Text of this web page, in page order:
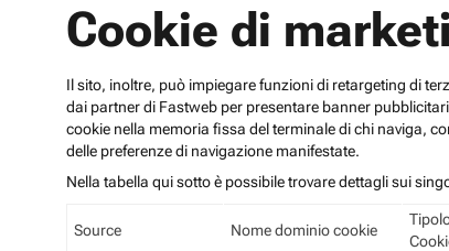
Cookie di
Il sito, inoltre, può impiegare funzioni di retargeting di
dai partner di Fastweb per presentare banner
cookie nella memoria fissa del terminale di chi naviga,
delle preferenze di navigazione manifestate.
Nella tabella qui sotto è possibile trovare dettagli sui
Source Nome dominio cookie